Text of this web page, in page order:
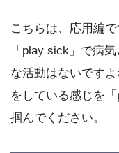
こちらは、応用編
「play sick」で病
な活動はないです
をしている感じを
掴んでください。